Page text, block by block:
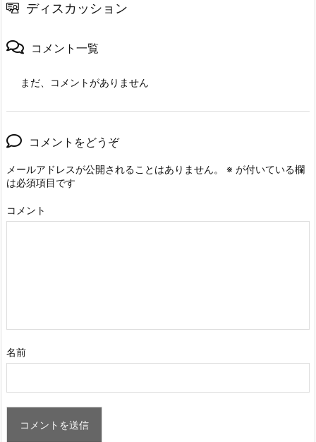
ディスカッション
コメント一覧
まだ、コメントがありません
コメントをどうぞ
メールアドレスが公開されることはありません。 ※ が付いている欄
は必須項目です
コメント
名前